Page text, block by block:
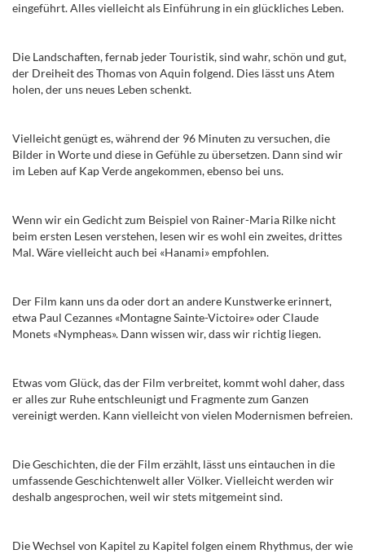
eingeführt. Alles vielleicht als Einführung in ein glückliches Leben.
Die Landschaften, fernab jeder Touristik, sind wahr, schön und gut,
der Dreiheit des Thomas von Aquin folgend. Dies lässt uns Atem
holen, der uns neues Leben schenkt.
Vielleicht genügt es, während der 96 Minuten zu versuchen, die
Bilder in Worte und diese in Gefühle zu übersetzen. Dann sind wir
im Leben auf Kap Verde angekommen, ebenso bei uns.
Wenn wir ein Gedicht zum Beispiel von Rainer-Maria Rilke nicht
beim ersten Lesen verstehen, lesen wir es wohl ein zweites, drittes
Mal. Wäre vielleicht auch bei «Hanami» empfohlen.
Der Film kann uns da oder dort an andere Kunstwerke erinnert,
etwa Paul Cezannes «Montagne Sainte-Victoire» oder Claude
Monets «Nympheas». Dann wissen wir, dass wir richtig liegen.
Etwas vom Glück, das der Film verbreitet, kommt wohl daher, dass
er alles zur Ruhe entschleunigt und Fragmente zum Ganzen
vereinigt werden. Kann vielleicht von vielen Modernismen befreien.
Die Geschichten, die der Film erzählt, lässt uns eintauchen in die
umfassende Geschichtenwelt aller Völker. Vielleicht werden wir
deshalb angesprochen, weil wir stets mitgemeint sind.
Die Wechsel von Kapitel zu Kapitel folgen einem Rhythmus, der wie